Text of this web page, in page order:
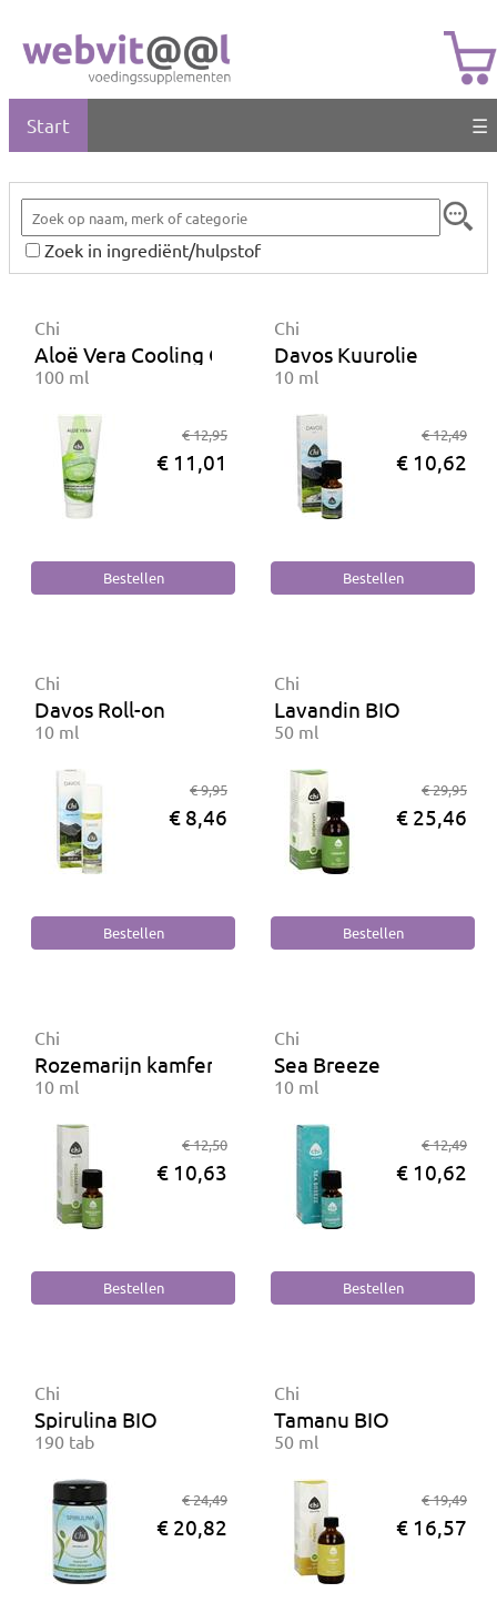
Start ☰
Zoek in ingrediënt/hulpstof
Chi
Aloë Vera Cooling Gel
100 ml
€ 12,95
€ 11,01
Chi
Davos Kuurolie
10 ml
€ 12,49
€ 10,62
Chi
Davos Roll-on
10 ml
€ 9,95
€ 8,46
Chi
Lavandin BIO
50 ml
€ 29,95
€ 25,46
Chi
Rozemarijn kamfer BIO
10 ml
€ 12,50
€ 10,63
Chi
Sea Breeze
10 ml
€ 12,49
€ 10,62
Chi
Spirulina BIO
190 tab
€ 24,49
€ 20,82
Chi
Tamanu BIO
50 ml
€ 19,49
€ 16,57